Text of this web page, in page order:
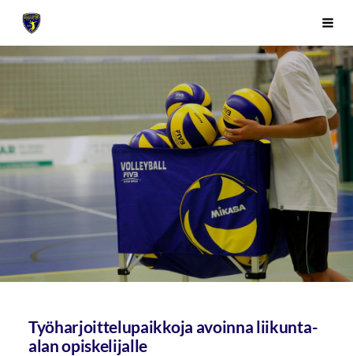
Siirry
sivunSivuston etusivulle
Työharjoittelupaikkoja avoinna liikunta-
alan opiskelijalle